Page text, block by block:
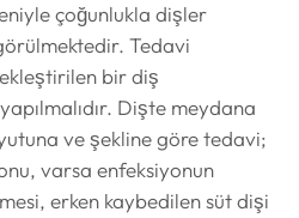
çoğunlukla dişler
Tedavi
bir diş
Dişte meydana
ve şekline göre tedavi;
varsa enfeksiyonun
erken kaybedilen süt dişi